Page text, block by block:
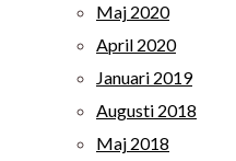
Maj 2020
April 2020
Januari 2019
Augusti 2018
Maj 2018